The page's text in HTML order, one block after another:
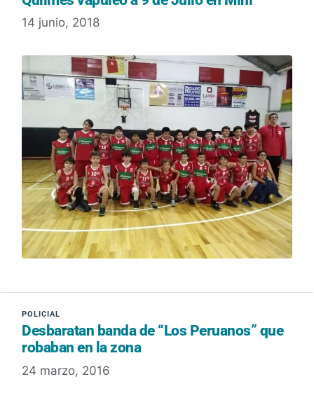
14 junio, 2018
Desbaratan banda de “Los Peruanos” que
robaban en la zona
24 marzo, 2016